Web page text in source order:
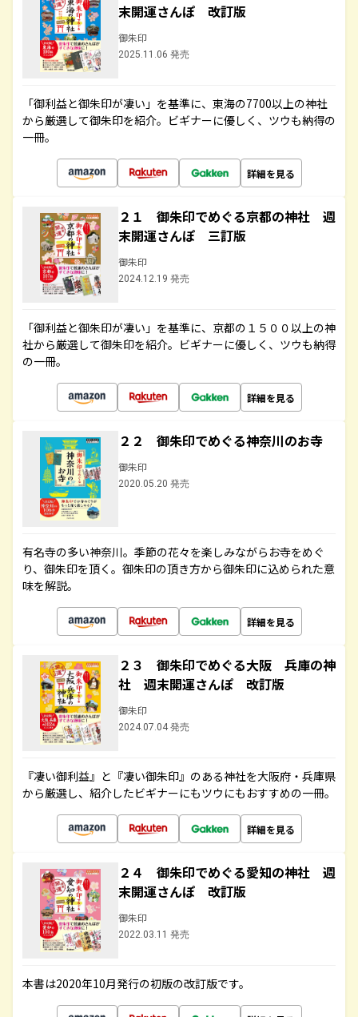
末開運さんぽ 改訂版
御朱印
2025.11.06 発売
「御利益と御朱印が凄い」を基準に、東海の7700以上の神社
から厳選して御朱印を紹介。ビギナーに優しく、ツウも納得の
一冊。
詳細を見る
２１ 御朱印でめぐる京都の神社 週
末開運さんぽ 三訂版
御朱印
2024.12.19 発売
「御利益と御朱印が凄い」を基準に、京都の１５００以上の神
社から厳選して御朱印を紹介。ビギナーに優しく、ツウも納得
の一冊。
詳細を見る
２２ 御朱印でめぐる神奈川のお寺
御朱印
2020.05.20 発売
有名寺の多い神奈川。季節の花々を楽しみながらお寺をめぐ
り、御朱印を頂く。御朱印の頂き方から御朱印に込められた意
味を解説。
詳細を見る
２３ 御朱印でめぐる大阪 兵庫の神
社 週末開運さんぽ 改訂版
御朱印
2024.07.04 発売
『凄い御利益』と『凄い御朱印』のある神社を大阪府・兵庫県
から厳選し、紹介したビギナーにもツウにもおすすめの一冊。
詳細を見る
２４ 御朱印でめぐる愛知の神社 週
末開運さんぽ 改訂版
御朱印
2022.03.11 発売
本書は2020年10月発行の初版の改訂版です。